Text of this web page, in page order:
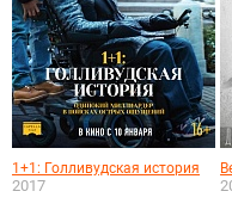
1+1: Голливудская история
2017